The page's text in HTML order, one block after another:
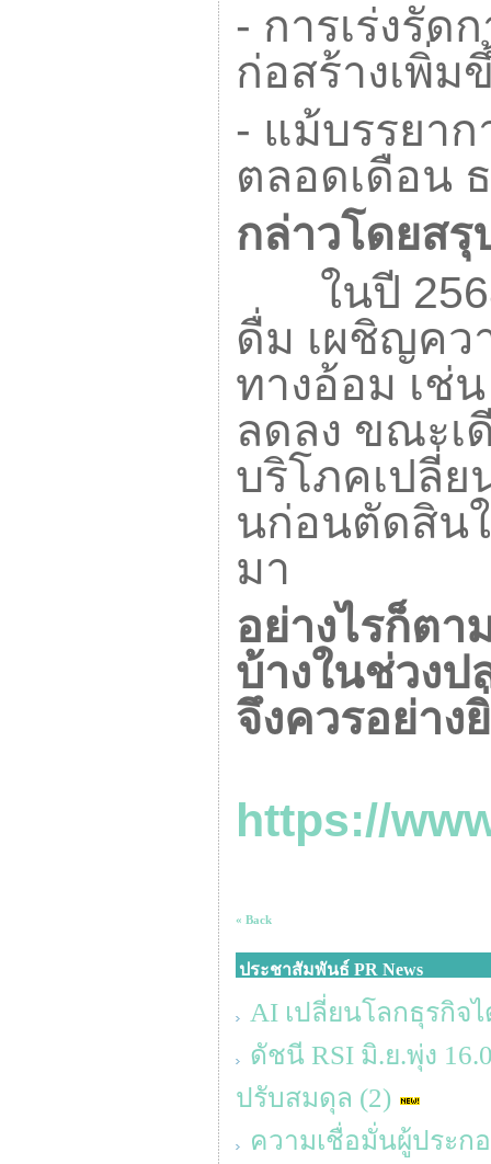
- การเร่งรัด
ก่อสร้างเพิ่ม
- แม้บรรยา
ตลอดเดือน
กล่าวโดยสรุ
ในปี
ดื่ม เผชิญคว
ทางอ้อม เช่
ลดลง ขณะเ
บริโภคเปลี่
นก่อนตัดสิน
มา
อย่างไรก็ต
บ้างในช่วง
จึงควรอย่า
https://
« Back
ประชาสัมพันธ์ PR News
AI เปลี่ยนโลกธุรกิจ
ดัชนี RSI มิ.ย.พุ่ง
ปรับสมดุล (2)
ความเชื่อมั่นผู้ประก